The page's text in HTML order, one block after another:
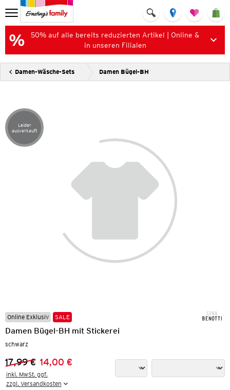
50% auf alle bereits reduzierten Artikel | Online &
in unseren Filialen
Damen-Wäsche-Sets Damen Bügel-BH
Artikel leider ausverkauft
Leider
ausverkauft
Online Exklusiv SALE
Damen Bügel-BH mit Stickerei
schwarz
Vorheriger Preis:
17,99 €
Neuer Preis:
14,00 €
inkl. MwSt. ggf.
zzgl. Versandkosten